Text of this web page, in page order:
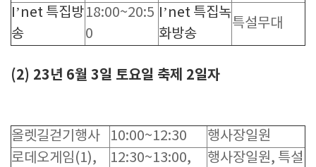
I’net 특집방
송
18:00~20:5
0
I’net 특집녹
화방송
특설무대
(2) 23년 6월 3일 토요일 축제 2일자
올렛길걷기행사 10:00~12:30
행사장일원
로데오게임(1),
12:30~13:00,
행사장일원, 특설